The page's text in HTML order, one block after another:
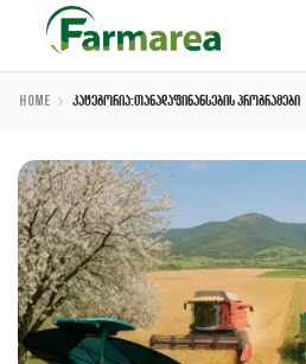
Home Კატეგორია:თანადაფინანსების Პროგრამები